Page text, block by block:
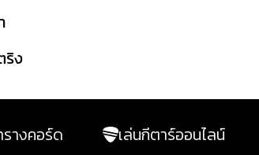
ริง
รางคอร์ด เล่นกีตาร์ออนไลน์